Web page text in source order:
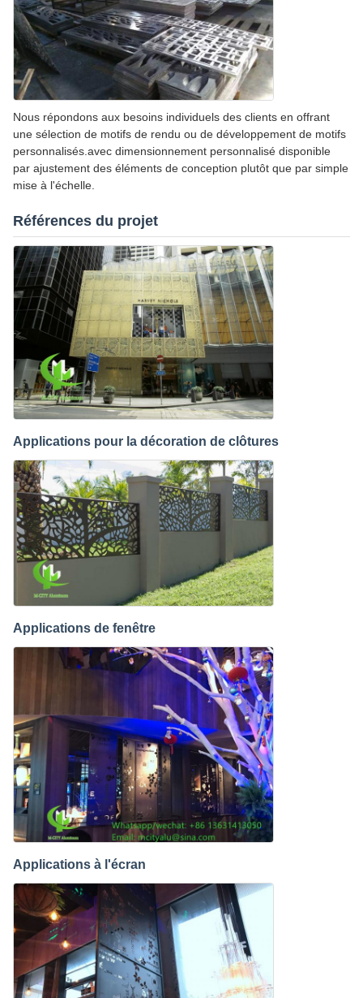
Nous répondons aux besoins individuels des clients en offrant
une sélection de motifs de rendu ou de développement de motifs
personnalisés.avec dimensionnement personnalisé disponible
par ajustement des éléments de conception plutôt que par simple
mise à l'échelle.
Références du projet
Applications pour la décoration de clôtures
Applications de fenêtre
Applications à l'écran